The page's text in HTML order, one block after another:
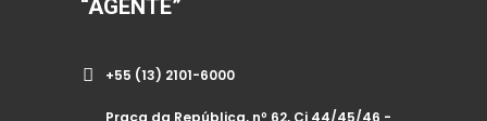
“AGENTE”
+55 (13) 2101-6000